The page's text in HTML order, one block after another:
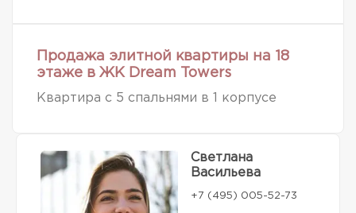
Продажа элитной квартиры на 18
этаже в ЖК Dream Towers
Квартира с 5 спальнями в 1 корпусе
Светлана
Васильева
+7 (495) 005-52-73